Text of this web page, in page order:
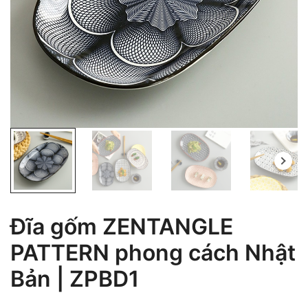
Đĩa gốm ZENTANGLE
PATTERN phong cách Nhật
Bản | ZPBD1